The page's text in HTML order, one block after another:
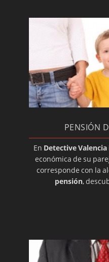
PENSIÓN
En Detective Valencia
económica de su
corresponde con la
pensión,